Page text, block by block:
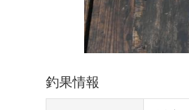
釣果情報